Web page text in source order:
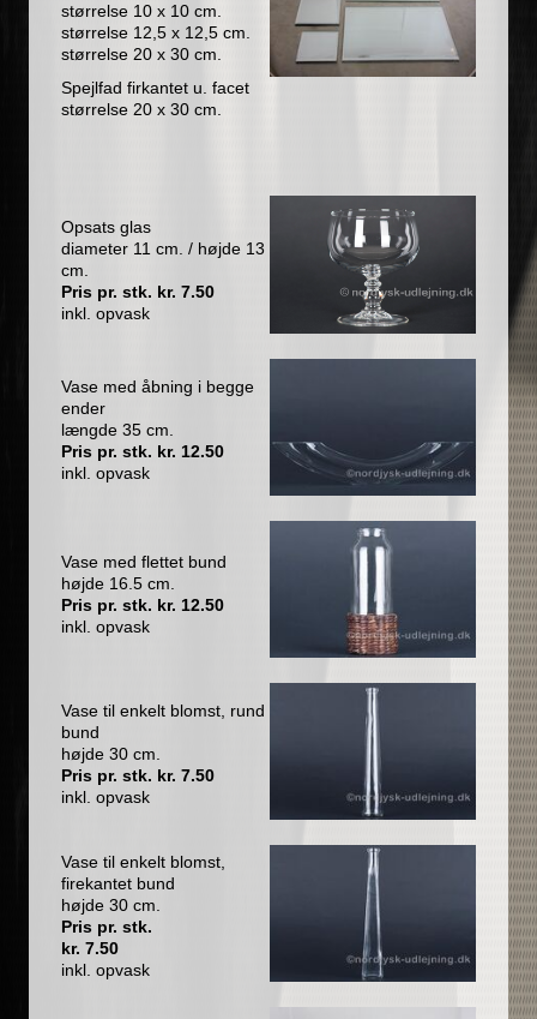
størrelse 10 x 10 cm.
størrelse 12,5 x 12,5 cm.
størrelse 20 x 30 cm.
Spejlfad firkantet u. facet
størrelse 20 x 30 cm.
Opsats glas
diameter 11 cm. / højde 13
cm.
Pris pr. stk. kr. 7.50
inkl. opvask
Vase med åbning i begge
ender
længde 35 cm.
Pris pr. stk. kr. 12.50
inkl. opvask
Vase med flettet bund
højde 16.5 cm.
Pris pr. stk. kr. 12.50
inkl. opvask
Vase til enkelt blomst, rund
bund
højde 30 cm.
Pris pr. stk. kr. 7.50
inkl. opvask
Vase til enkelt blomst,
firekantet bund
højde 30 cm.
Pris pr. stk.
kr. 7.50
inkl. opvask